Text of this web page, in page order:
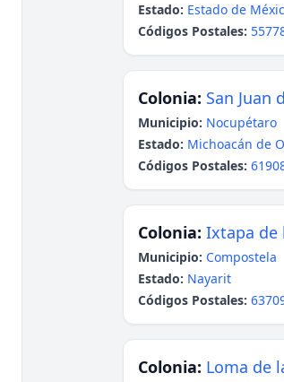
Estado: Estado de
Códigos Postales:
Colonia: San Juan
Municipio: Nocupétaro
Estado: Michoacán de
Códigos Postales:
Colonia: Ixtapa de
Municipio: Compostela
Estado: Nayarit
Códigos Postales:
Colonia: Loma de